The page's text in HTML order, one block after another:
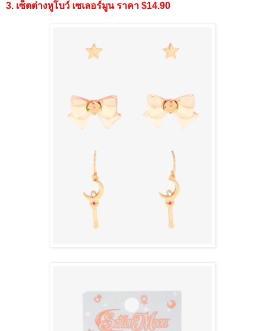
3. เซ็ตต่างหูโบว์ เซเลอร์มูน ราคา $14.90